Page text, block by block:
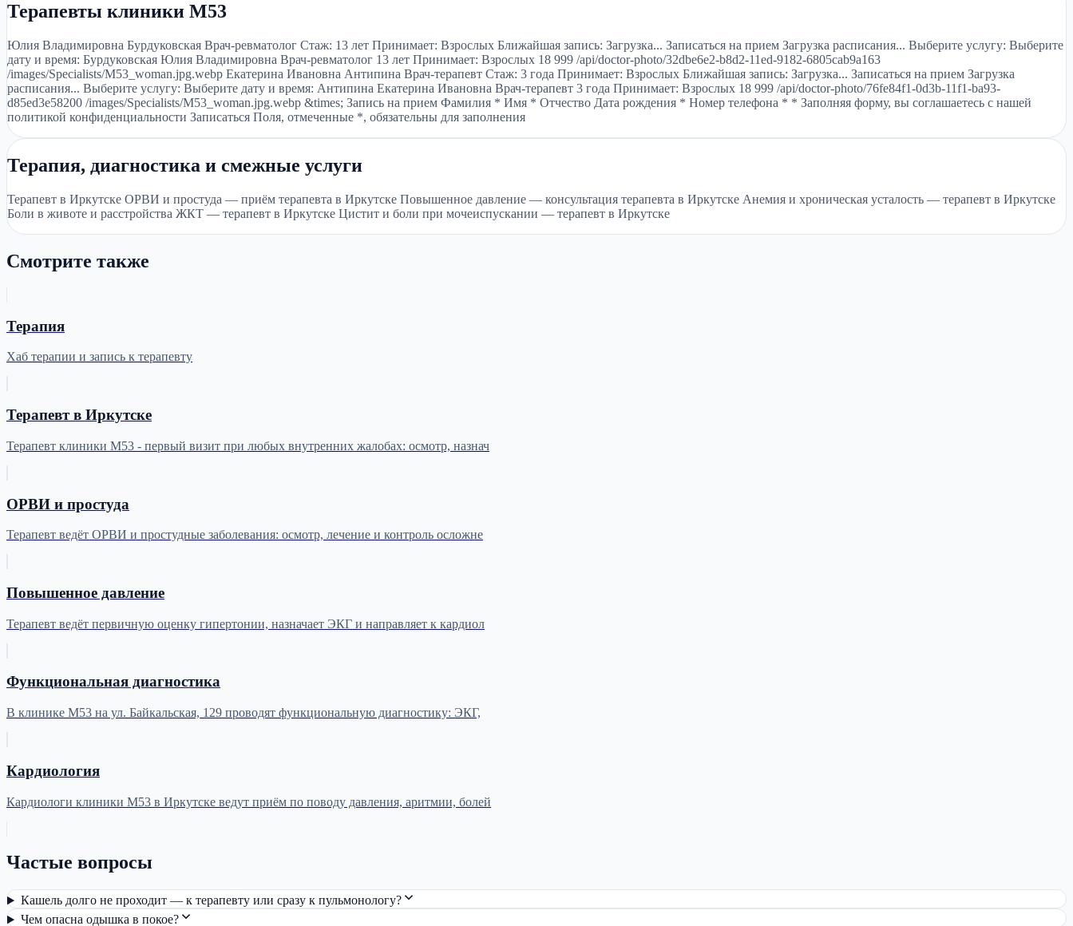
Терапевты клиники М53
Юлия Владимировна Бурдуковская Врач-ревматолог Стаж: 13 лет Принимает: Взрослых Ближайшая запись: Загрузка... Записаться на прием Загрузка расписания... Выберите услугу: Выберите
дату и время: Бурдуковская Юлия Владимировна Врач-ревматолог 13 лет Принимает: Взрослых 18 999 /api/doctor-photo/32dbe6e2-b8d2-11ed-9182-6805cab9a163
/images/Specialists/M53_woman.jpg.webp Екатерина Ивановна Антипина Врач-терапевт Стаж: 3 года Принимает: Взрослых Ближайшая запись: Загрузка... Записаться на прием Загрузка
расписания... Выберите услугу: Выберите дату и время: Антипина Екатерина Ивановна Врач-терапевт 3 года Принимает: Взрослых 18 999 /api/doctor-photo/76fe84f1-0d3b-11f1-ba93-
d85ed3e58200 /images/Specialists/M53_woman.jpg.webp &times; Запись на прием Фамилия * Имя * Отчество Дата рождения * Номер телефона * * Заполняя форму, вы соглашаетесь с нашей
политикой конфиденциальности Записаться Поля, отмеченные *, обязательны для заполнения
Терапия, диагностика и смежные услуги
Терапевт в Иркутске ОРВИ и простуда — приём терапевта в Иркутске Повышенное давление — консультация терапевта в Иркутске Анемия и хроническая усталость — терапевт в Иркутске
Боли в животе и расстройства ЖКТ — терапевт в Иркутске Цистит и боли при мочеиспускании — терапевт в Иркутске
Смотрите также
Терапия
Хаб терапии и запись к терапевту
Терапевт в Иркутске
Терапевт клиники М53 - первый визит при любых внутренних жалобах: осмотр, назнач
ОРВИ и простуда
Терапевт ведёт ОРВИ и простудные заболевания: осмотр, лечение и контроль осложне
Повышенное давление
Терапевт ведёт первичную оценку гипертонии, назначает ЭКГ и направляет к кардиол
Функциональная диагностика
В клинике М53 на ул. Байкальская, 129 проводят функциональную диагностику: ЭКГ,
Кардиология
Кардиологи клиники М53 в Иркутске ведут приём по поводу давления, аритмии, болей
Частые вопросы
Кашель долго не проходит — к терапевту или сразу к пульмонологу?
Чем опасна одышка в покое?